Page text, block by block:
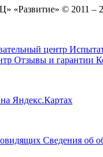
© 2011 –
центр
Отзывы и гарантии
Сведения об